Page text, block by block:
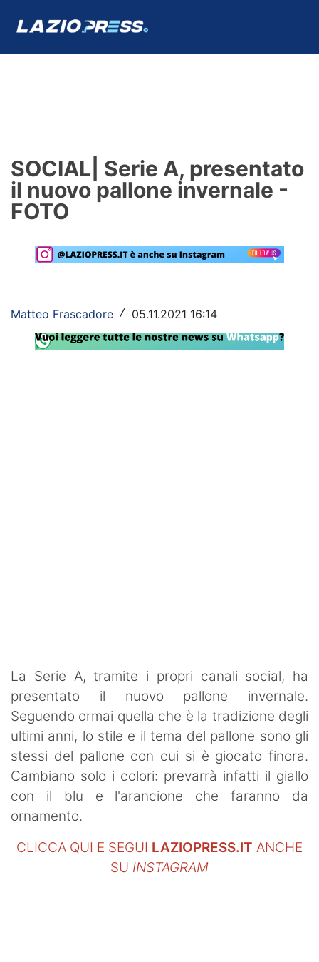
Formello
Infortuni
Primavera
Lazio Women
Rassegna Lazio
Contatti
SOCIAL| Serie A, presentato
il nuovo pallone invernale -
FOTO
Matteo Frascadore / 05.11.2021 16:14
La Serie A, tramite i propri canali social, ha
presentato il nuovo pallone invernale.
Seguendo ormai quella che è la tradizione degli
ultimi anni, lo stile e il tema del pallone sono gli
stessi del pallone con cui si è giocato finora.
Cambiano solo i colori: prevarrà infatti il giallo
con il blu e l'arancione che faranno da
ornamento.
CLICCA QUI E SEGUI LAZIOPRESS.IT ANCHE
SU INSTAGRAM